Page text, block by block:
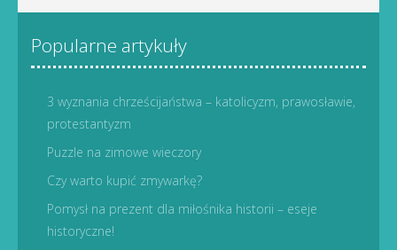
Popularne artykuły
3 wyznania chrześcijaństwa – katolicyzm, prawosławie,
protestantyzm
Puzzle na zimowe wieczory
Czy warto kupić zmywarkę?
Pomysł na prezent dla miłośnika historii – eseje
historyczne!